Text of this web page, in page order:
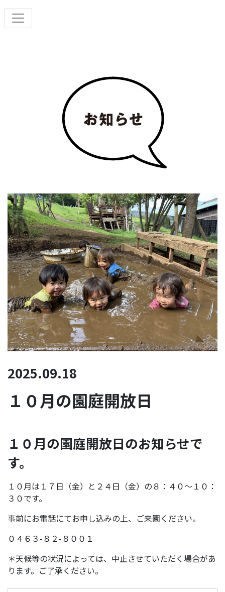
2025.09.18
１０月の園庭開放日
１０月の園庭開放日のお知らせで
す。
１０月は１７日（金）と２４日（金）の８：４０～１０：
３０です。
事前にお電話にてお申し込みの上、ご来園ください。
０４６３-８２-８００１
＊天候等の状況によっては、中止させていただく場合があ
ります。ご了承ください。